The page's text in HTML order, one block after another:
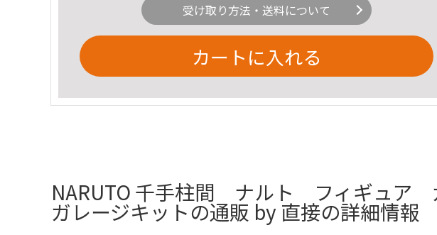
受け取り方法・送料について
カートに入れる
NARUTO 千手柱間 ナルト フィギュア
ガレージキットの通販 by 直接の詳細情報